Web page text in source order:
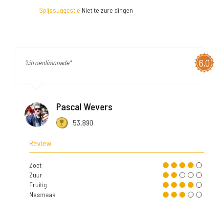
Spijssuggestie Niet te zure dingen
6,0
"citroenlimonade"
Pascal Wevers
53.890
Review
Zoet
Zuur
Fruitig
Nasmaak